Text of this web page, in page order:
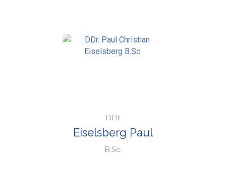
DDr.
Eiselsberg Paul
B.Sc.